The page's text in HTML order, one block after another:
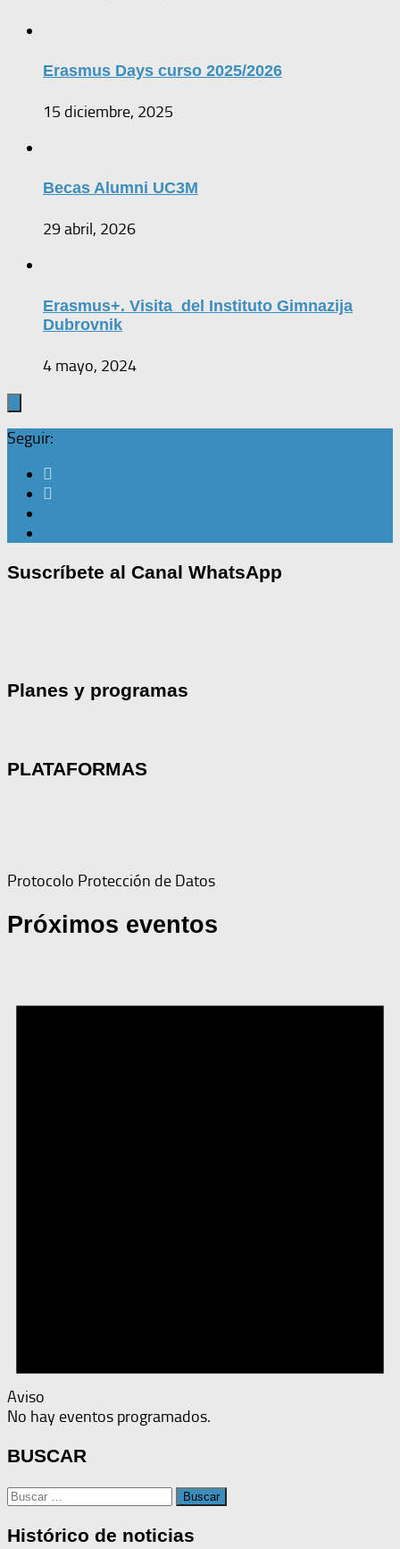
Erasmus Days curso 2025/2026
15 diciembre, 2025
Becas Alumni UC3M
29 abril, 2026
Erasmus+. Visita del Instituto Gimnazija
Dubrovnik
4 mayo, 2024
Seguir:
Suscríbete al Canal WhatsApp
Planes y programas
PLATAFORMAS
Protocolo Protección de Datos
Próximos eventos
Aviso
No hay eventos programados.
BUSCAR
Buscar:
Histórico de noticias